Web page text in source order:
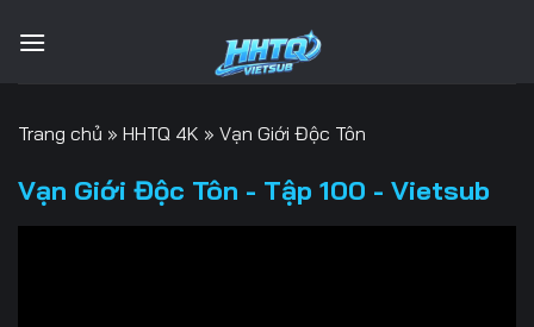
qua
Trang chủ » HHTQ 4K » Vạn Giới Độc Tôn
Vạn Giới Độc Tôn - Tập 100 - Vietsub